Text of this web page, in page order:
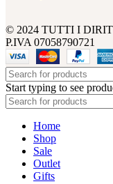
© 2024 TUTTI I
P.IVA 07058790721
Start typing to see
Home
Shop
Sale
Outlet
Gifts